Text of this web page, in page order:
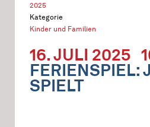
2025
Kategorie
Kinder und Familien
16. JULI 2025
FERIENSPIEL:
SPIELT